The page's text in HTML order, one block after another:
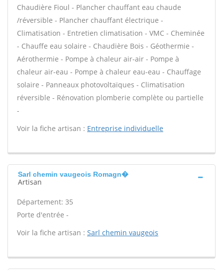
Chaudière Fioul - Plancher chauffant eau chaude
/réversible - Plancher chauffant électrique -
Climatisation - Entretien climatisation - VMC - Cheminée
- Chauffe eau solaire - Chaudière Bois - Géothermie -
Aérothermie - Pompe à chaleur air-air - Pompe à
chaleur air-eau - Pompe à chaleur eau-eau - Chauffage
solaire - Panneaux photovoltaïques - Climatisation
réversible - Rénovation plomberie complète ou partielle
-
Voir la fiche artisan : Entreprise individuelle
Sarl chemin vaugeois Romagn�
Artisan
Département: 35
Porte d'entrée -
Voir la fiche artisan : Sarl chemin vaugeois